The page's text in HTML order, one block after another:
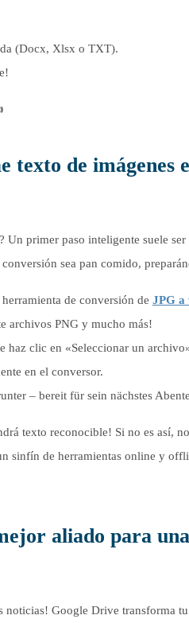
(Docx, Xlsx o TXT).
texto de imágenes
primer paso inteligente suele
sea pan comido,
de conversión de JPG a
archivos PNG y mucho más!
haz clic en «Seleccionar un
en el conversor.
– bereit für sein nächstes
texto reconocible! Si no es así,
sinfín de herramientas online y
aliado para
noticias! Google Drive transforma